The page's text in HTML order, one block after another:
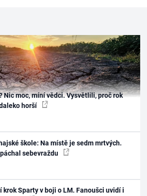
Nic moc, míní vědci. Vysvětlili, proč rok
horší
škole: Na místě je sedm mrtvých.
sebevraždu
krok Sparty v boji o LM. Fanoušci uvidí i